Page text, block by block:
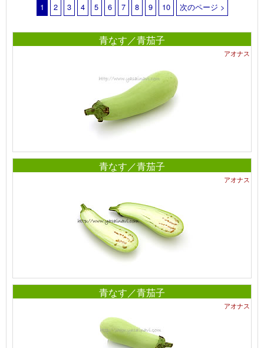
1 2 3 4 5 6 7 8 9 10 次のページ >
青なす／青茄子
アオナス
青なす／青茄子
アオナス
青なす／青茄子
アオナス